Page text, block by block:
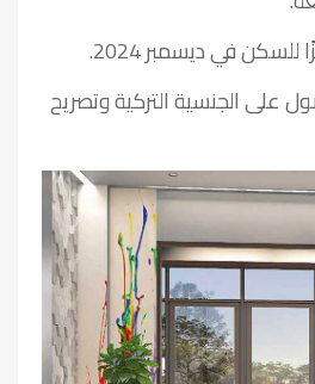
في ديسمبر 2024.
على الجنسية التركية وتصريح